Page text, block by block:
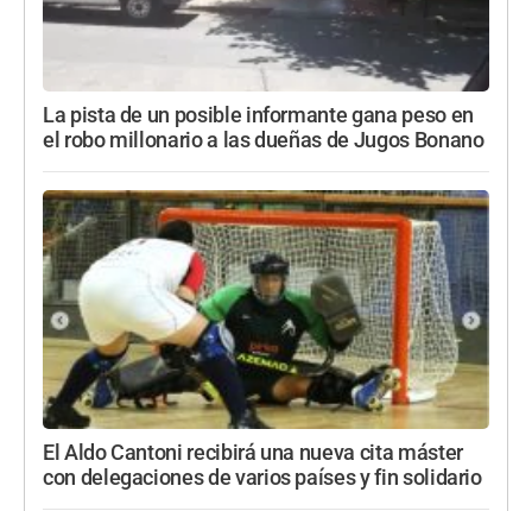
La pista de un posible informante gana peso en
el robo millonario a las dueñas de Jugos Bonano
El Aldo Cantoni recibirá una nueva cita máster
con delegaciones de varios países y fin solidario